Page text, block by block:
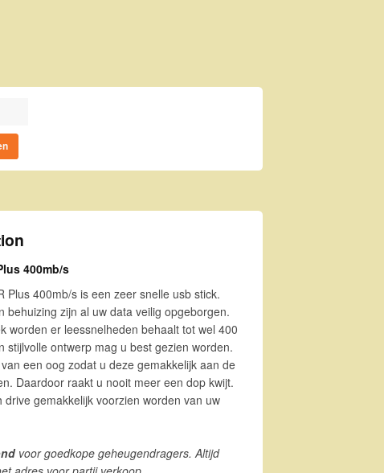
400mb/s aantal
400mb/s
Plus 400mb/s is een zeer snelle usb stick.
behuizing zijn al uw data veilig opgeborgen.
worden er leessnelheden behaalt tot wel 400
stijlvolle ontwerp mag u best gezien worden.
een oog zodat u deze gemakkelijk aan de
Daardoor raakt u nooit meer een dop kwijt.
drive gemakkelijk voorzien worden van uw
voor goedkope geheugendragers. Altijd